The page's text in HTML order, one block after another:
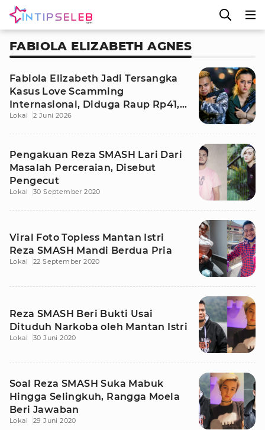
FABIOLA ELIZABETH AGNES
Fabiola Elizabeth Jadi Tersangka
Kasus Love Scamming
Internasional, Diduga Raup Rp41,1
Miliar
Lokal 2 Juni 2026
Pengakuan Reza SMASH Lari Dari
Masalah Perceraian, Disebut
Pengecut
Lokal 30 September 2020
Viral Foto Topless Mantan Istri
Reza SMASH Mandi Berdua Pria
Lokal 22 September 2020
Reza SMASH Beri Bukti Usai
Dituduh Narkoba oleh Mantan Istri
Lokal 30 Juni 2020
Soal Reza SMASH Suka Mabuk
Hingga Selingkuh, Rangga Moela
Beri Jawaban
Lokal 29 Juni 2020